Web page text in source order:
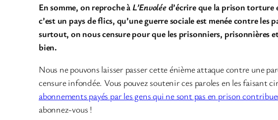
En somme, on reproche à L’Envoléed’écrire que la prison torture
c’est un pays de flics, qu’une guerre sociale est menée contre
surtout, on nous censure pour que les prisonniers, prisonnières
bien.
Nous ne pouvons laisser passer cette énième attaque contre une
censure infondée. Vous pouvez soutenir ces paroles en les faisant
abonnements payés par les gens qui ne sont pas en prison
abonnez-vous !